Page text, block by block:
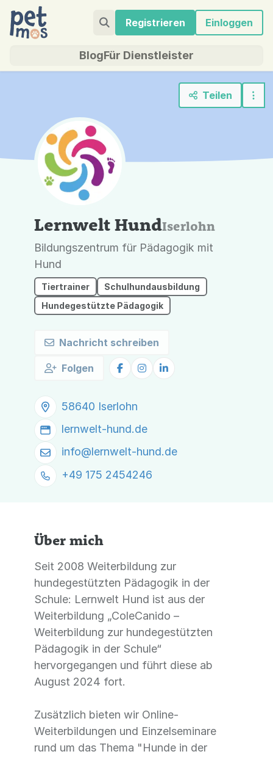
Registrieren Einloggen
BlogFür Dienstleister
Teilen
Lernwelt HundIserlohn
Bildungszentrum für Pädagogik mit
Hund
Tiertrainer
Schulhundausbildung
Hundegestützte Pädagogik
Nachricht schreiben
Folgen
58640 Iserlohn
lernwelt-hund.de
info@lernwelt-hund.de
+49 175 2454246
Über mich
Seit 2008 Weiterbildung zur
hundegestützten Pädagogik in der
Schule: Lernwelt Hund ist aus der
Weiterbildung „ColeCanido –
Weiterbildung zur hundegestützten
Pädagogik in der Schule“
hervorgegangen und führt diese ab
August 2024 fort.
Zusätzlich bieten wir Online-
Weiterbildungen und Einzelseminare
rund um das Thema "Hunde in der